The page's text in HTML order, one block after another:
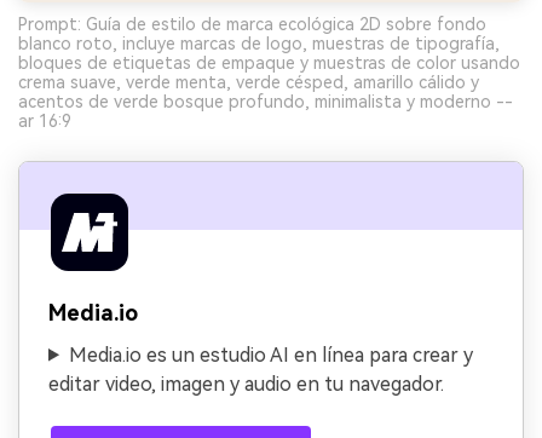
Prompt: Guía de estilo de marca ecológica 2D sobre fondo
blanco roto, incluye marcas de logo, muestras de tipografía,
bloques de etiquetas de empaque y muestras de color usando
crema suave, verde menta, verde césped, amarillo cálido y
acentos de verde bosque profundo, minimalista y moderno --
ar 16:9
Media.io
Media.io es un estudio AI en línea para crear y
editar video, imagen y audio en tu navegador.